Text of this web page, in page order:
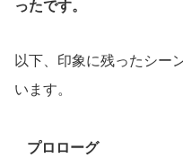
ったです。
以下、印象に残ったシー
います。
プロローグ